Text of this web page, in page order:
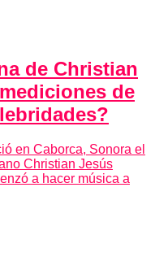
de Christian
de
en Caborca, Sonora el
Christian Jesús
a hacer música a